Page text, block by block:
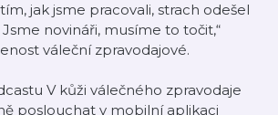
jak jsme pracovali, strach odešel
novináři, musíme to točit,“
váleční zpravodajové.
V kůži válečného zpravodaje
poslouchat v mobilní aplikaci